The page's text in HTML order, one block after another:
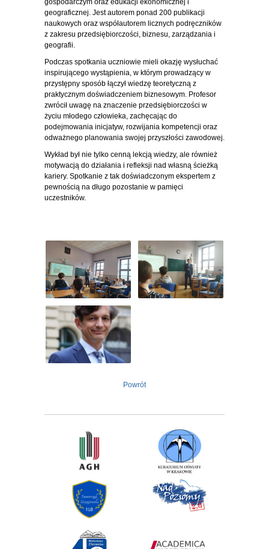
gospodarczym oraz edukacji ekonomicznej i
geograficznej. Jest autorem ponad 200 publikacji
naukowych oraz współautorem licznych podręczników
z zakresu przedsiębiorczości, biznesu, zarządzania i
geografii.
Podczas spotkania uczniowie mieli okazję wysłuchać
inspirującego wystąpienia, w którym prowadzący w
przystępny sposób łączył wiedzę teoretyczną z
praktycznym doświadczeniem biznesowym. Profesor
zwrócił uwagę na znaczenie przedsiębiorczości w
życiu młodego człowieka, zachęcając do
podejmowania inicjatyw, rozwijania kompetencji oraz
odważnego planowania swojej przyszłości zawodowej.
Wykład był nie tylko cenną lekcją wiedzy, ale również
motywacją do działania i refleksji nad własną ścieżką
kariery. Spotkanie z tak doświadczonym ekspertem z
pewnością na długo pozostanie w pamięci
uczestników.
Powrót